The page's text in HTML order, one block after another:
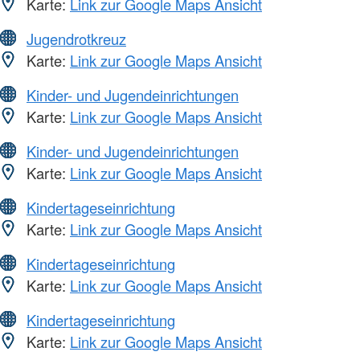
Jugendrotkreuz
Karte: Link zur Google Maps Ansicht
Kinder- und Jugendeinrichtungen
Karte: Link zur Google Maps Ansicht
Kinder- und Jugendeinrichtungen
Karte: Link zur Google Maps Ansicht
Kindertageseinrichtung
Karte: Link zur Google Maps Ansicht
Kindertageseinrichtung
Karte: Link zur Google Maps Ansicht
Kindertageseinrichtung
Karte: Link zur Google Maps Ansicht